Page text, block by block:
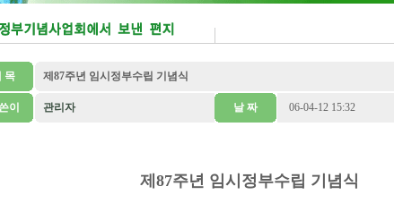
목 제87주년 임시정부수립 기념식
이 관리자 날 짜 06-04-12 15:32
제87주년 임시정부수립 기념식